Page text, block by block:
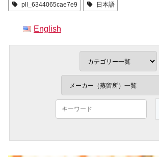
pll_6344065cae7e9 日本語
English